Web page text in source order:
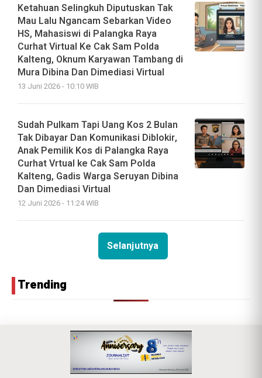
Ketahuan Selingkuh Diputuskan Tak
Mau Lalu Ngancam Sebarkan Video
HS, Mahasiswi di Palangka Raya
Curhat Virtual Ke Cak Sam Polda
Kalteng, Oknum Karyawan Tambang di
Mura Dibina Dan Dimediasi Virtual
13 Juni 2026 - 10:10 WIB
Sudah Pulkam Tapi Uang Kos 2 Bulan
Tak Dibayar Dan Komunikasi Diblokir,
Anak Pemilik Kos di Palangka Raya
Curhat Vrtual ke Cak Sam Polda
Kalteng, Gadis Warga Seruyan Dibina
Dan Dimediasi Virtual
12 Juni 2026 - 11:24 WIB
Selanjutnya
Trending